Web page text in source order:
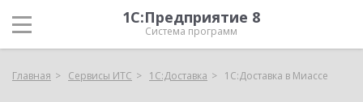
1С:Предприятие 8
Система программ
Главная Сервисы ИТС 1С:Доставка 1С:Доставка в Миассе